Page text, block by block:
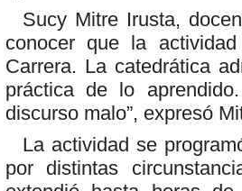
Sucy Mitre Irusta,
conocer que la
Carrera. La catedrática
práctica de lo
discurso malo”, expresó
La actividad se
por distintas